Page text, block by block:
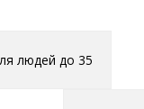
людей до 35